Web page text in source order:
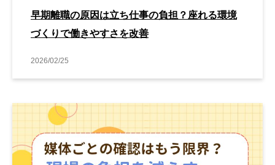
早期離職の原因は立ち仕事の負担？座れる環境
づくりで働きやすさを改善
2026/02/25